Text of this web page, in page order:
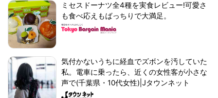
ミセスドーナツ全4種を実食レビュー!可愛さ
も食べ応えもばっちりで大満足。
気付かないうちに経血でズボンを汚していた
私。電車に乗ったら、近くの女性客が小さな
声で(千葉県・10代女性)|Jタウンネット